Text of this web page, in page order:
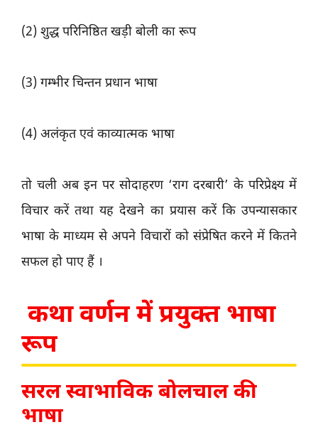
(2) शुद्ध परिनिष्ठित खड़ी बोली का रूप
(3) गम्भीर चिन्तन प्रधान भाषा
(4) अलंकृत एवं काव्यात्मक भाषा
तो चली अब इन पर सोदाहरण ‘राग दरबारी’ के परिप्रेक्ष्य में
विचार करें तथा यह देखने का प्रयास करें कि उपन्यासकार
भाषा के माध्यम से अपने विचारों को संप्रेषित करने में कितने
सफल हो पाए हैं ।
कथा वर्णन में प्रयुक्त भाषा
रूप
सरल स्वाभाविक बोलचाल की
भाषा